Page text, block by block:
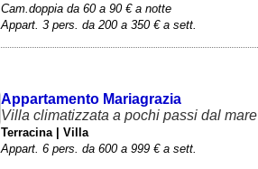
Cam.doppia da 60 a 90 € a notte
Appart. 3 pers. da 200 a 350 € a sett.
Appartamento Mariagrazia
Villa climatizzata a pochi passi dal mare
Terracina | Villa
Appart. 6 pers. da 600 a 999 € a sett.